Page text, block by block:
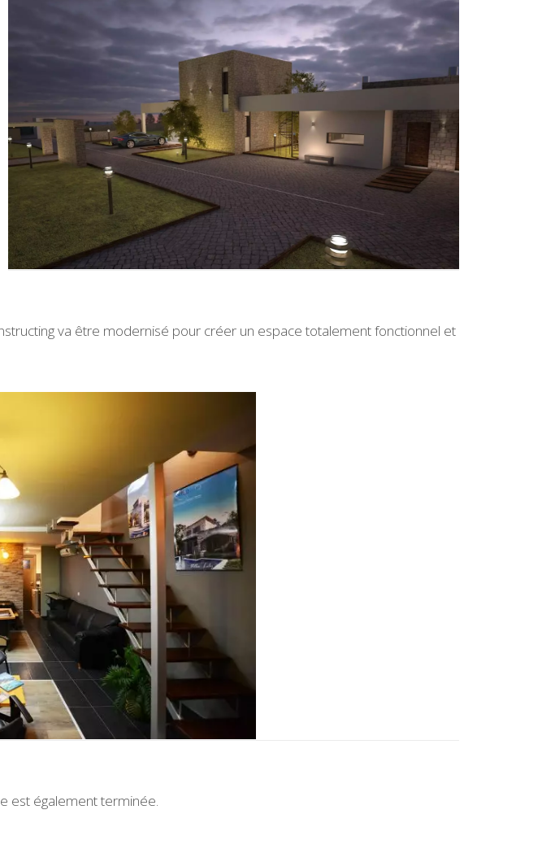
va être modernisé pour créer un espace totalement fonctionnel et
est également terminée.